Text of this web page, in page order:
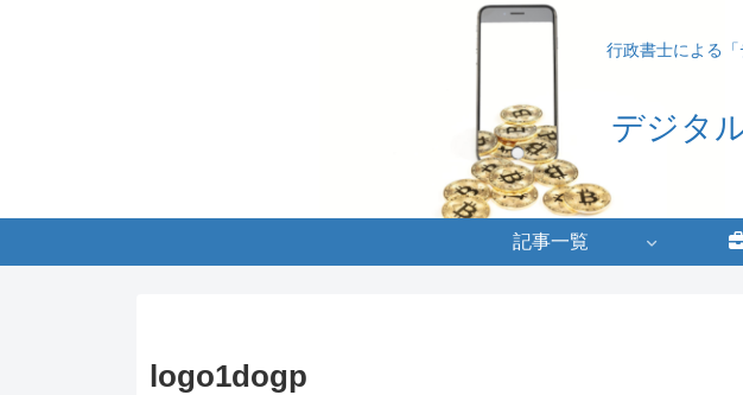
行政書士による
デジタ
記事一覧
logo1dogp